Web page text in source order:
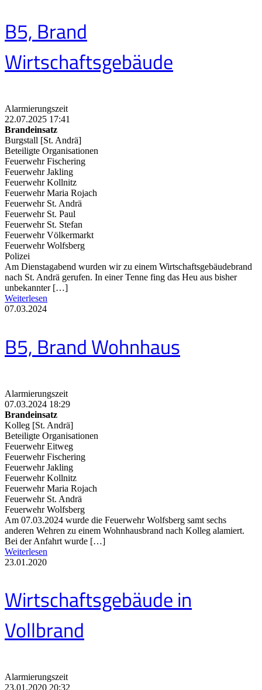
B5, Brand
Wirtschaftsgebäude
Alarmierungszeit
22.07.2025 17:41
Brandeinsatz
Burgstall [St. Andrä]
Beteiligte Organisationen
Feuerwehr Fischering
Feuerwehr Jakling
Feuerwehr Kollnitz
Feuerwehr Maria Rojach
Feuerwehr St. Andrä
Feuerwehr St. Paul
Feuerwehr St. Stefan
Feuerwehr Völkermarkt
Feuerwehr Wolfsberg
Polizei
Am Dienstagabend wurden wir zu einem Wirtschaftsgebäudebrand
nach St. Andrä gerufen. In einer Tenne fing das Heu aus bisher
unbekannter […]
Weiterlesen
07.03.2024
B5, Brand Wohnhaus
Alarmierungszeit
07.03.2024 18:29
Brandeinsatz
Kolleg [St. Andrä]
Beteiligte Organisationen
Feuerwehr Eitweg
Feuerwehr Fischering
Feuerwehr Jakling
Feuerwehr Kollnitz
Feuerwehr Maria Rojach
Feuerwehr St. Andrä
Feuerwehr Wolfsberg
Am 07.03.2024 wurde die Feuerwehr Wolfsberg samt sechs
anderen Wehren zu einem Wohnhausbrand nach Kolleg alamiert.
Bei der Anfahrt wurde […]
Weiterlesen
23.01.2020
Wirtschaftsgebäude in
Vollbrand
Alarmierungszeit
23.01.2020 20:32